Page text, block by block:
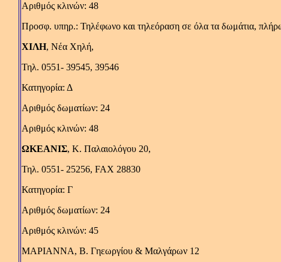
Αριθμός κλινών: 48
Προσφ. υπηρ.: Τηλέφωνο και τηλεόραση σε όλα τα δωμάτια,
ΧΙΛΗ, Νέα Χηλή,
Τηλ. 0551- 39545, 39546
Κατηγορία: Δ
Αριθμός δωματίων: 24
Αριθμός κλινών: 48
ΩΚΕΑΝΙΣ, Κ. Παλαιολόγου 20,
Τηλ. 0551- 25256, FAX 28830
Κατηγορία: Γ
Αριθμός δωματίων: 24
Αριθμός κλινών: 45
ΜΑΡΙΑΝΝΑ, Β. Γηεωργίου & Μαλγάρων 12